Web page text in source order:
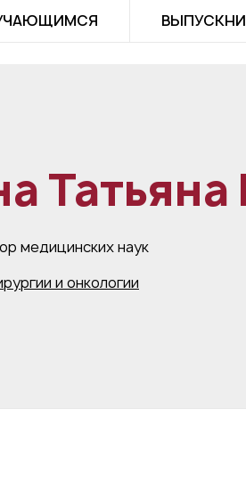
Татьяна
медицинских наук
и онкологии